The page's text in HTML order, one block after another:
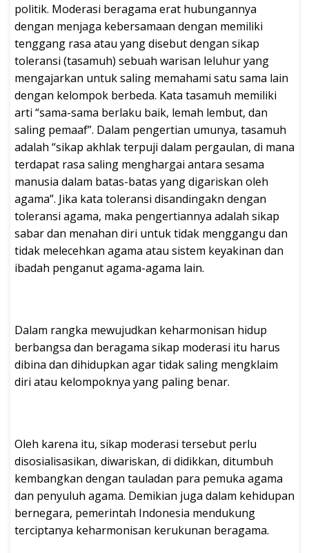
politik. Moderasi beragama erat hubungannya
dengan menjaga kebersamaan dengan memiliki
tenggang rasa atau yang disebut dengan sikap
toleransi (tasamuh) sebuah warisan leluhur yang
mengajarkan untuk saling memahami satu sama lain
dengan kelompok berbeda. Kata tasamuh memiliki
arti “sama-sama berlaku baik, lemah lembut, dan
saling pemaaf”. Dalam pengertian umunya, tasamuh
adalah “sikap akhlak terpuji dalam pergaulan, di mana
terdapat rasa saling menghargai antara sesama
manusia dalam batas-batas yang digariskan oleh
agama”. Jika kata toleransi disandingakn dengan
toleransi agama, maka pengertiannya adalah sikap
sabar dan menahan diri untuk tidak menggangu dan
tidak melecehkan agama atau sistem keyakinan dan
ibadah penganut agama-agama lain.
Dalam rangka mewujudkan keharmonisan hidup
berbangsa dan beragama sikap moderasi itu harus
dibina dan dihidupkan agar tidak saling mengklaim
diri atau kelompoknya yang paling benar.
Oleh karena itu, sikap moderasi tersebut perlu
disosialisasikan, diwariskan, di didikkan, ditumbuh
kembangkan dengan tauladan para pemuka agama
dan penyuluh agama. Demikian juga dalam kehidupan
bernegara, pemerintah Indonesia mendukung
terciptanya keharmonisan kerukunan beragama.